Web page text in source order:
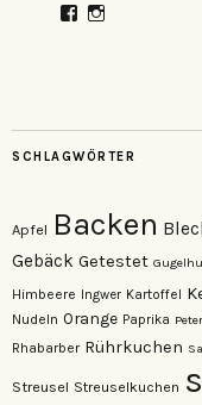
ProfilProfil
SCHLAGWÖRTER
Apfel Backen
Gebäck Getestet
Himbeere Ingwer Kartoffel
Nudeln Orange Paprika
Rhabarber Rührkuchen
Streusel Streuselkuchen